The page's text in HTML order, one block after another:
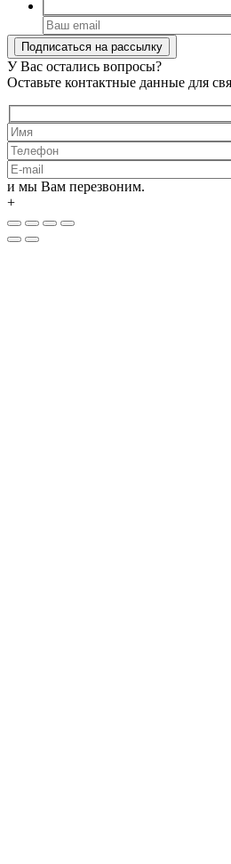
У Вас остались вопросы?
Оставьте контактные данные для
и мы Вам перезвоним.
+